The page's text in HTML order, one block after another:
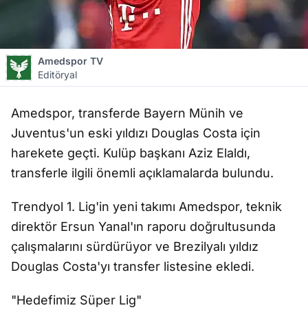
Amedspor TV
Editöryal
Amedspor, transferde Bayern Münih ve
Juventus'un eski yıldızı Douglas Costa için
harekete geçti. Kulüp başkanı Aziz Elaldı,
transferle ilgili önemli açıklamalarda bulundu.
Trendyol 1. Lig'in yeni takımı Amedspor, teknik
direktör Ersun Yanal'ın raporu doğrultusunda
çalışmalarını sürdürüyor ve Brezilyalı yıldız
Douglas Costa'yı transfer listesine ekledi.
"Hedefimiz Süper Lig"